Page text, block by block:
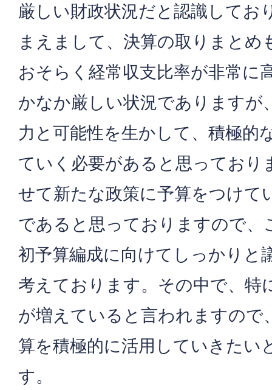
厳しい財政状況だと認識してお
まえまして、決算の取りまとめ
おそらく経常収支比率が非常に
かなか厳しい状況でありますが
力と可能性を生かして、積極的
ていく必要があると思っており
せて新たな政策に予算をつけて
であると思っておりますので、
初予算編成に向けてしっかりと
考えております。その中で、特
が増えていると言われますので
算を積極的に活用していきたい
す。